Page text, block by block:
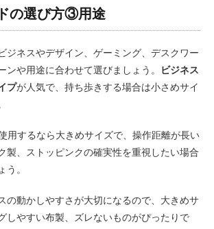
の選び方③用途
ジネスやデザイン、ゲーミング、デスクワー
ンや用途に合わせて選びましょう。
ビジネス
プが人気で、持ち歩きする場合は小さめサイ
用するなら大きめサイズで、操作距離が長い
製、ストッピンクの確実性を重視したい場合
う。
の動かしやすさが大切になるので、大きめサ
しやすい布製、ズレないものがぴったりで